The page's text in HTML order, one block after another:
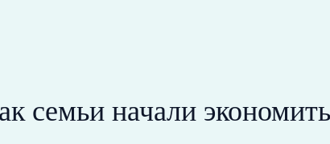
семьи начали